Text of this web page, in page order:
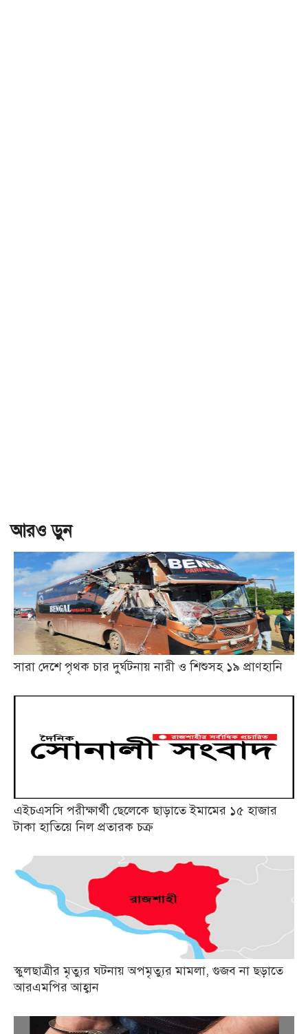
আরও ড়ুন
সারা দেশে পৃথক চার দুর্ঘটনায় নারী ও শিশুসহ ১৯ প্রাণহানি
এইচএসসি পরীক্ষার্থী ছেলেকে ছাড়াতে ইমামের ১৫ হাজার
টাকা হাতিয়ে নিল প্রতারক চক্র
স্কুলছাত্রীর মৃত্যুর ঘটনায় অপমৃত্যুর মামলা, গুজব না ছড়াতে
আরএমপির আহ্বান